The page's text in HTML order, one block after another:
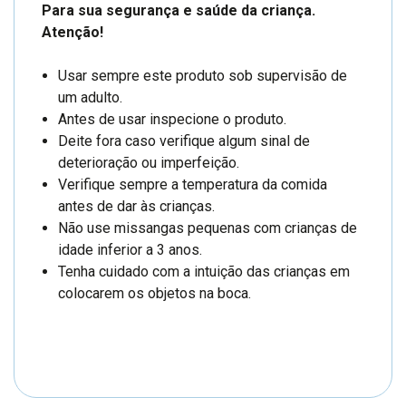
Para sua segurança e saúde da criança.
Atenção!
Usar sempre este produto sob supervisão de
um adulto.
Antes de usar inspecione o produto.
Deite fora caso verifique algum sinal de
deterioração ou imperfeição.
Verifique sempre a temperatura da comida
antes de dar às crianças.
Não use missangas pequenas com crianças de
idade inferior a 3 anos.
Tenha cuidado com a intuição das crianças em
colocarem os objetos na boca.